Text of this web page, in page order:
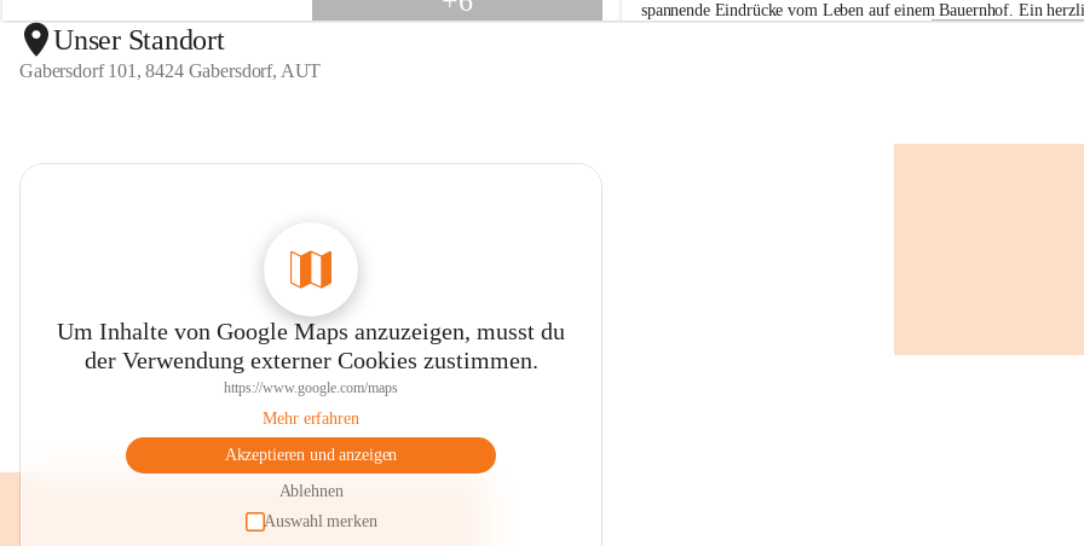
s
d
o
r
s
spannende Eindrücke vom Leben auf einem Bauernhof. Ein
Unser Standort
Gabersdorf 101, 8424 Gabersdorf, AUT
Um Inhalte von Google Maps anzuzeigen, musst du
der Verwendung externer Cookies zustimmen.
https://www.google.com/maps
Mehr erfahren
Akzeptieren und anzeigen
Ablehnen
Auswahl merken